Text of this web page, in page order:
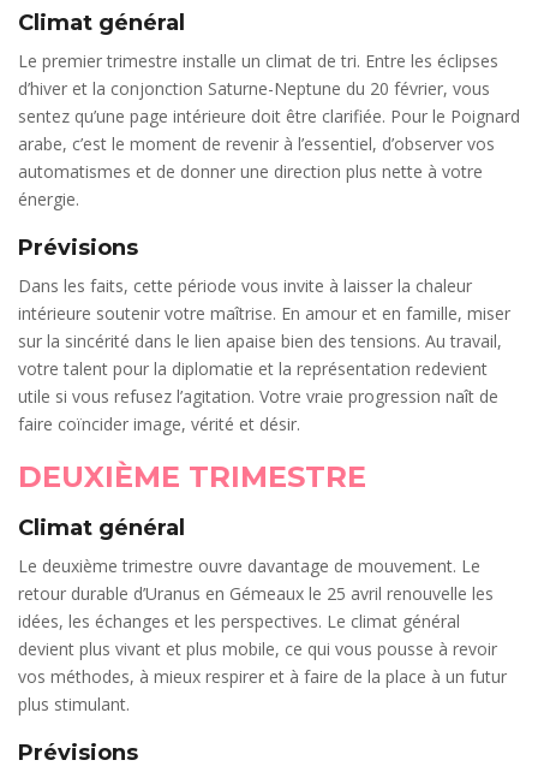
Climat général
Le premier trimestre installe un climat de tri. Entre les éclipses
d’hiver et la conjonction Saturne-Neptune du 20 février, vous
sentez qu’une page intérieure doit être clarifiée. Pour le Poignard
arabe, c’est le moment de revenir à l’essentiel, d’observer vos
automatismes et de donner une direction plus nette à votre
énergie.
Prévisions
Dans les faits, cette période vous invite à laisser la chaleur
intérieure soutenir votre maîtrise. En amour et en famille, miser
sur la sincérité dans le lien apaise bien des tensions. Au travail,
votre talent pour la diplomatie et la représentation redevient
utile si vous refusez l’agitation. Votre vraie progression naît de
faire coïncider image, vérité et désir.
DEUXIÈME TRIMESTRE
Climat général
Le deuxième trimestre ouvre davantage de mouvement. Le
retour durable d’Uranus en Gémeaux le 25 avril renouvelle les
idées, les échanges et les perspectives. Le climat général
devient plus vivant et plus mobile, ce qui vous pousse à revoir
vos méthodes, à mieux respirer et à faire de la place à un futur
plus stimulant.
Prévisions